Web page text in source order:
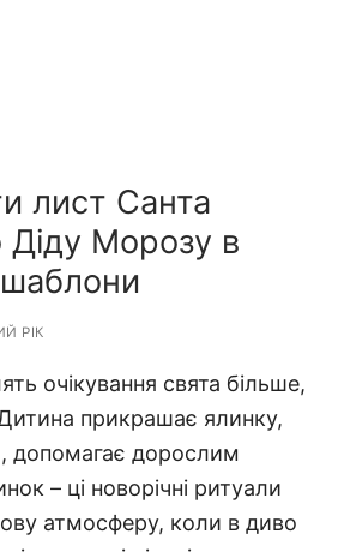
лист Санта
Діду Морозу в
РІК
очікування свята більше,
прикрашає ялинку,
допомагає дорослим
– ці новорічні ритуали
атмосферу, коли в диво